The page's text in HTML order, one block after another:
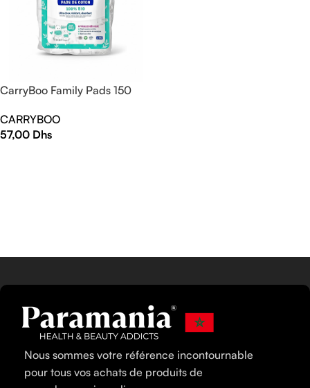
CarryBoo Family Pads 150
CARRYBOO
57,00 Dhs
Nous sommes votre référence incontournable
pour tous vos achats de produits de